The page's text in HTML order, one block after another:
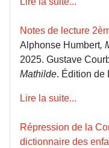
Notes de lecture
Alphonse Humbert,
2025. Gustave
Mathilde. Édition de
Lire la suite...
Répression de la
dictionnaire des